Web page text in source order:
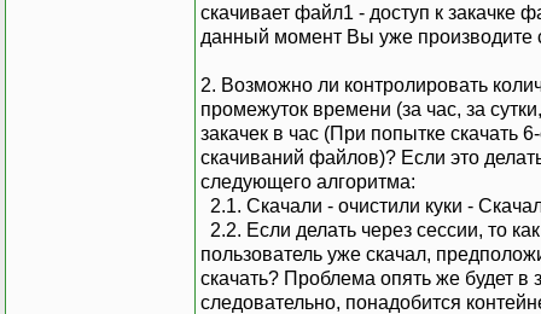
скачивает файл1 - доступ к закачке
данный момент Вы уже производите
2. Возможно ли контролировать
промежуток времени (за час, за
закачек в час (При попытке
скачиваний файлов)? Если это
следующего алгоритма:
2.1. Скачали - очистили куки -
2.2. Если делать через сессии, то
пользователь уже скачал,
скачать? Проблема опять же будет
следовательно, понадобится